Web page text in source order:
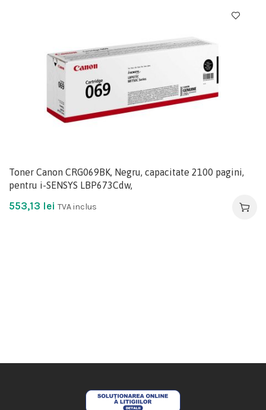
Toner Canon CRG069BK, Negru, capacitate 2100 pagini,
pentru i-SENSYS LBP673Cdw,
553,13 lei TVA inclus